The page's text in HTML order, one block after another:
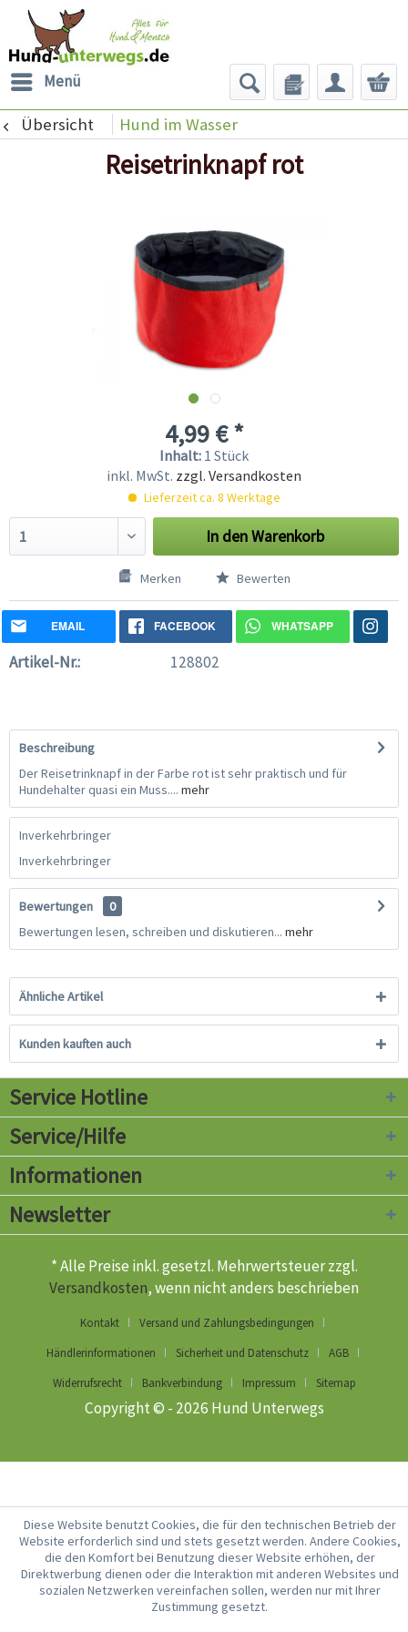
Menü
Übersicht Hund im Wasser
Reisetrinknapf rot
4,99 € *
Inhalt: 1 Stück
inkl. MwSt. zzgl. Versandkosten
Lieferzeit ca. 8 Werktage
In denWarenkorb
Merken Bewerten
EMAIL FACEBOOK WHATSAPP
Artikel-Nr.: 128802
Beschreibung
Der Reisetrinknapf in der Farbe rot ist sehr praktisch und für
Hundehalter quasi ein Muss.... mehr
Inverkehrbringer
Inverkehrbringer
Bewertungen
0
Bewertungen lesen, schreiben und diskutieren... mehr
Ähnliche Artikel
Kunden kauften auch
Service Hotline
Service/Hilfe
Informationen
Newsletter
* Alle Preise inkl. gesetzl. Mehrwertsteuer zzgl.
Versandkosten, wenn nicht anders beschrieben
Kontakt
Versand und Zahlungsbedingungen
Händlerinformationen
Sicherheit und Datenschutz
AGB
Widerrufsrecht
Bankverbindung Impressum Sitemap
Copyright © - 2026 Hund Unterwegs
Diese Website benutzt Cookies, die für den technischen Betrieb der
Website erforderlich sind und stets gesetzt werden. Andere Cookies,
die den Komfort bei Benutzung dieser Website erhöhen, der
Direktwerbung dienen oder die Interaktion mit anderen Websites und
sozialen Netzwerken vereinfachen sollen, werden nur mit Ihrer
Zustimmung gesetzt.